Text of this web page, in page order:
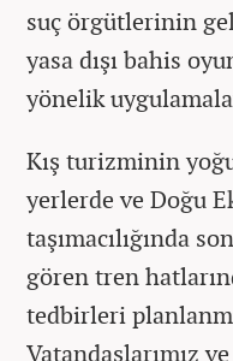
suç örgütlerinin
yasa dışı bahis
yönelik
Kış turizminin
yerlerde ve Doğu
taşımacılığında
gören tren
tedbirleri
Vatandaşlarımız